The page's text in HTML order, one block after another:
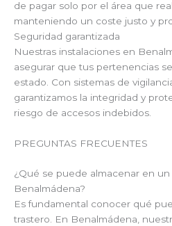
de pagar solo por el área que
manteniendo un coste justo y
Seguridad garantizada
Nuestras instalaciones en
asegurar que tus pertenencias
estado. Con sistemas de
garantizamos la integridad y
riesgo de accesos indebidos.
PREGUNTAS FRECUENTES
¿Qué se puede almacenar en
Benalmádena?
Es fundamental conocer qué
trastero. En Benalmádena,